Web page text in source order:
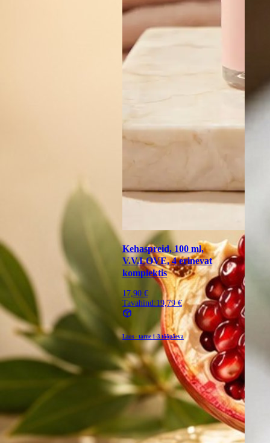
Kehaspreid, 100 ml,
V.V.LOVE, 4 erinevat
komplektis
17,90 €
Tavahind:19,79 €
Laos - tarne1-3 tööpäeva